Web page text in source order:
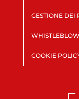
GESTIONE DEI
COOKIE